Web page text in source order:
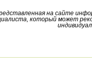
на сайте
который может